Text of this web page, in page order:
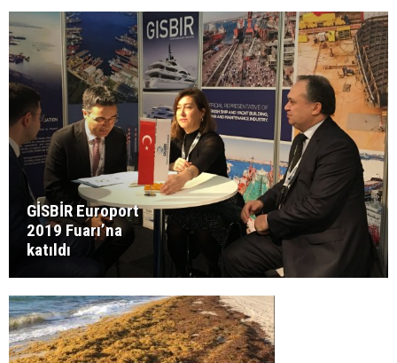
GİSBİR Europort
2019 Fuarı’na
katıldı